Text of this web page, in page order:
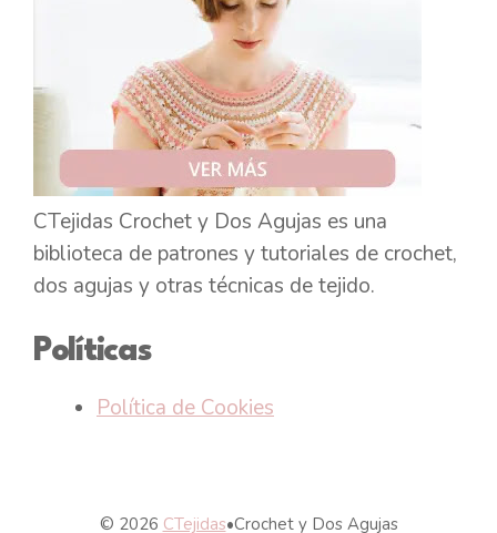
CTejidas Crochet y Dos Agujas es una
biblioteca de patrones y tutoriales de crochet,
dos agujas y otras técnicas de tejido.
Políticas
Política de Cookies
© 2026 CTejidas•Crochet y Dos Agujas